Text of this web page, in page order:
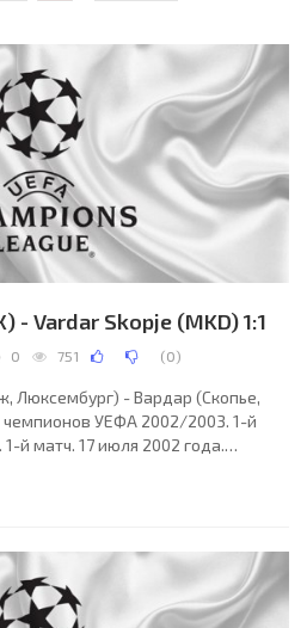
- Vardar Skopje (MKD) 1:1
0 751 (0)
- Вардар (Скопье,
чемпионов УЕФА 2002/2003. 1-й
й матч. 17 июля 2002 года.
Костадинов, Крассимир Керезов,
6. Райнер Хаук (ГЕР), 8.
МАШАДУ